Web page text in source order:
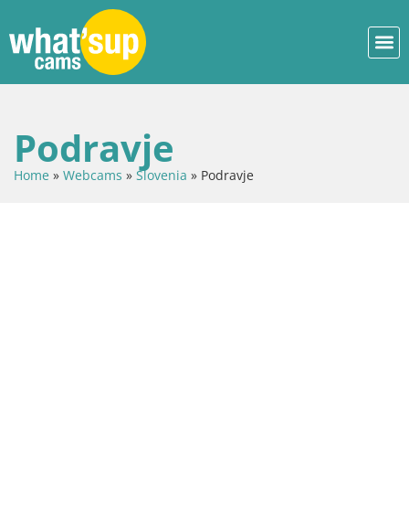
Podravje
Home » Webcams » Slovenia » Podravje